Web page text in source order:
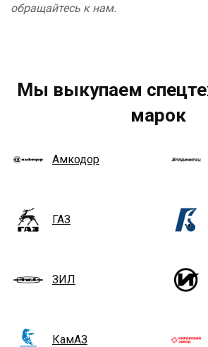
обращайтесь к нам.
Мы выкупаем
марок
Амкодор
ГАЗ
ЗИЛ
КамАЗ